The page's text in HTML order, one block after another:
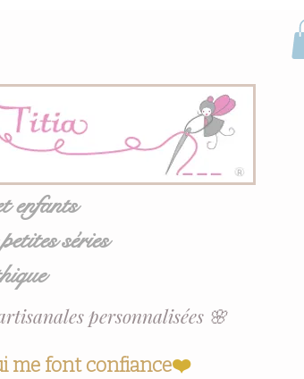
enfants
séries
me font confiance❤️
personnalisées 🌸